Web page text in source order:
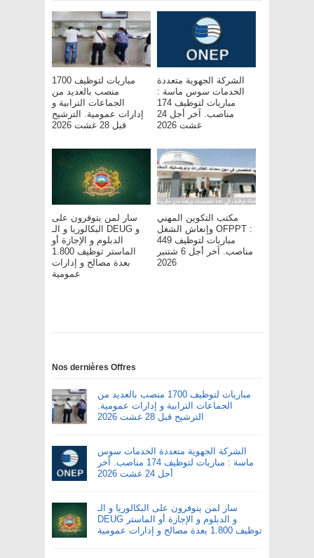
مباريات لتوظيف 1700
منصب بالعديد من
الجماعات الترابية و
إدارات عمومية. الترشيح
قبل 28 غشت 2026
الشركة الجهوية متعددة
الخدمات سوس ماسة :
مباريات لتوظيف 174
مناصب. آخر أجل 24
غشت 2026
سار لمن يتوفرون على
البكالوريا و الـ DEUG و
الدبلوم و الإجازة أو
الماستر توظيف 1.800
بعدة مصالح و إدارات
عمومية
مكتب التكوين المهني
وإنعاش الشغل OFPPT :
مباريات لتوظيف 449
مناصب. آخر أجل 6 شتنبر
2026
Nos dernières Offres
مباريات لتوظيف 1700 منصب بالعديد من
الجماعات الترابية و إدارات عمومية.
الترشيح قبل 28 غشت 2026
الشركة الجهوية متعددة الخدمات سوس
ماسة : مباريات لتوظيف 174 مناصب. آخر
أجل 24 غشت 2026
سار لمن يتوفرون على البكالوريا و الـ
DEUG و الدبلوم و الإجازة أو الماستر
توظيف 1.800 بعدة مصالح و إدارات عمومية